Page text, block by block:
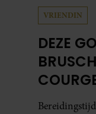
VRIENDIN
DEZE
JE